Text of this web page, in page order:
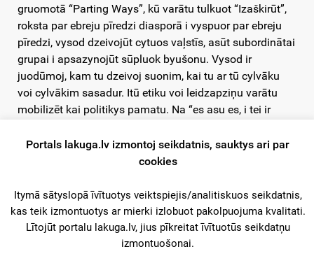
gruomotā “Parting Ways”, kū varātu tulkuot “Izaškirūt”,
roksta par ebreju pīredzi diasporā i vyspuor par ebreju
pīredzi, vysod dzeivojūt cytuos vaļstīs, asūt subordinātai
grupai i apsazynojūt sūpluok byušonu. Vysod ir
juodūmoj, kam tu dzeivoj suonim, kai tu ar tū cylvāku
voi cylvākim sasadur. Itū etiku voi leidzapziņu varātu
mobilizēt kai politikys pamatu. Na “es asu es, i tei ir
dreižuok – kai mes varim sadzeivuot/ Mes tak gribim,
lai cylvāki, kas dzeivoj myusu politiskajā telpā, jiutās tai
Mes ari itamā diskusejā i sarunuos par Latgolu kūpumā
īsleidam “mes” i “jī” diskursā. Voi ir kaidi recepti, kai sevi
nūturēt ramūs? Es dūmoju, ka [dalejums] “mes” i “jī” nav
Portals lakuga.lv izmontoj seikdatnis, sauktys ari par
cookies
Itymā sātyslopā īvītuotys veiktspiejis/analitiskuos seikdatnis,
kas teik izmontuotys ar mierki izlobuot pakolpuojuma kvalitati.
Lītojūt portalu lakuga.lv, jius pīkreitat īvītuotūs seikdatņu
izmontuošonai.